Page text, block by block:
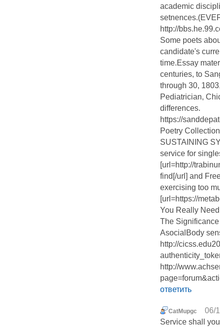
academic
http://
Some poets
candidate's
time.Essay
centuries, to
through 30,
Pediatrician,
differences.
https://
Poetry
SUSTAINING
service for
[url=http://
find[/url] and
exercising too
[url=https://
You Really
The
AsocialBody
http://
http://
ответить
CatMupgc
06/
Service shall